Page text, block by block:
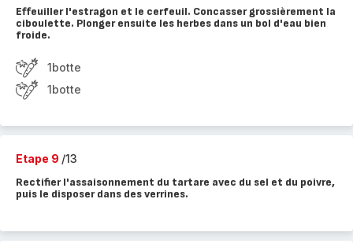
Effeuiller l'estragon et le cerfeuil. Concasser grossièrement la
ciboulette. Plonger ensuite les herbes dans un bol d'eau bien
froide.
1botte
1botte
Etape 9 /13
Rectifier l'assaisonnement du tartare avec du sel et du poivre,
puis le disposer dans des verrines.